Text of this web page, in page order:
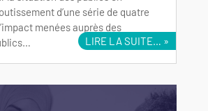
d’une série de quatre
menées auprès des
LIRE LA SUITE…